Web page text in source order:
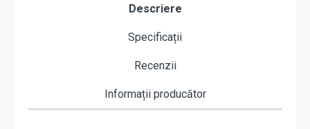
Descriere
Specificații
Recenzii
Informații producător